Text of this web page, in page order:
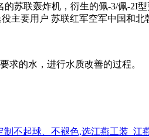
苏联轰炸机，衍生的佩-3/佩-2I
主要用户 苏联红军空军中国和
求的水，进行水质改善的过程。
不起球、不褪色,选江燕工装_江